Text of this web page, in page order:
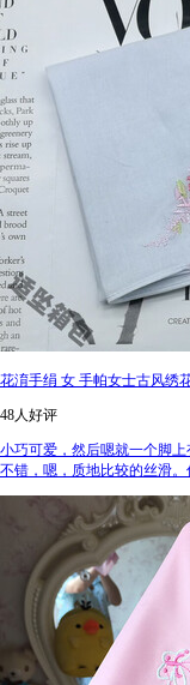
花淯手绢 女 手帕女士古风绣
48人好评
小巧可爱，然后嗯就一个脚
不错，嗯，质地比较的丝滑